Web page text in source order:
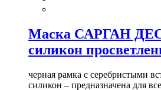
Маска САРГАН
силикон
черная рамка с серебристыми
силикон – предназначена для